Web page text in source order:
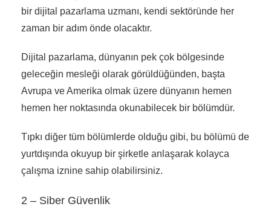
bir dijital pazarlama uzmanı, kendi sektöründe her
zaman bir adım önde olacaktır.
Dijital pazarlama, dünyanın pek çok bölgesinde
geleceğin mesleği olarak görüldüğünden, başta
Avrupa ve Amerika olmak üzere dünyanın hemen
hemen her noktasında okunabilecek bir bölümdür.
Tıpkı diğer tüm bölümlerde olduğu gibi, bu bölümü de
yurtdışında okuyup bir şirketle anlaşarak kolayca
çalışma iznine sahip olabilirsiniz.
2 – Siber Güvenlik